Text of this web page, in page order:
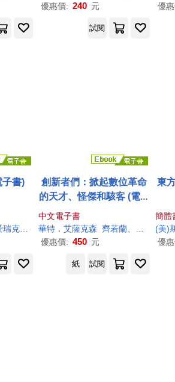
優惠價: 240 元
優
試閱
（挪）恩德仁·思甘德夫（Endre Skandfer）
子書)
瑞克森 （Endre Lund Eriksen） （挪）施迪
創新者們：掀起數位革命
的天才、怪傑和駭客 (電子
中文電子書
華特．艾薩克森 齊若蘭、陳以禮
優惠價: 450 元
東
簡體
(美)
優
紙 試閱